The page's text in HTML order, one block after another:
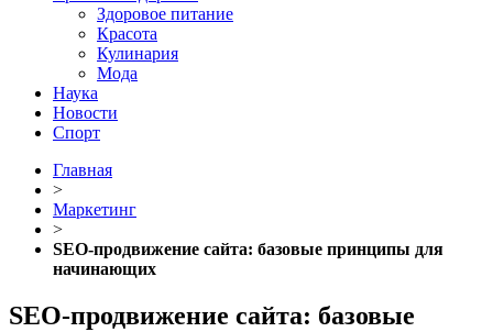
Здоровое питание
Красота
Кулинария
Мода
Наука
Новости
Спорт
Главная
>
Маркетинг
>
SEO-продвижение сайта: базовые принципы для
начинающих
SEO-продвижение сайта: базовые